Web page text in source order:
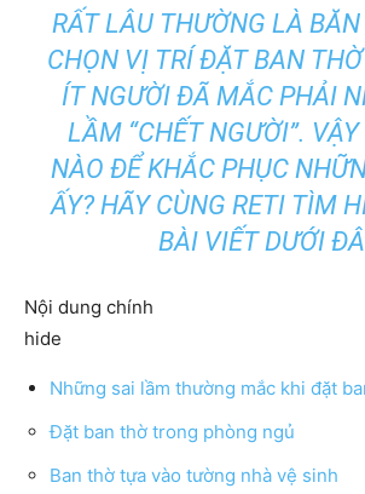
RẤT LÂU THƯỜNG LÀ
CHỌN VỊ TRÍ ĐẶT BAN
ÍT NGƯỜI ĐÃ MẮC PHẢI
LẦM “CHẾT NGƯỜI”.
NÀO ĐỂ KHẮC PHỤC
ẤY? HÃY CÙNG RETITÌM
BÀI VIẾT DƯỚI
Nội dung chính
hide
Những sai lầm thường mắc khi đặt
Đặt ban thờ trong phòng ngủ
Ban thờ tựa vào tường nhà vệ sinh